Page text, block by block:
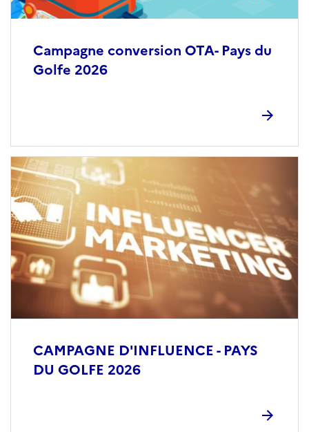
Campagne conversion OTA- Pays du
Golfe 2026
CAMPAGNE D'INFLUENCE - PAYS
DU GOLFE 2026